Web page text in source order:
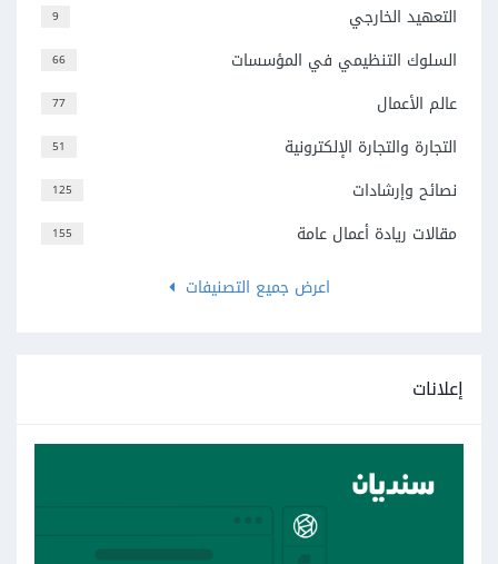
9 التعهيد الخارجي
66 السلوك التنظيمي في المؤسسات
77 عالم الأعمال
51 التجارة والتجارة الإلكترونية
125 نصائح وإرشادات
155
مقالات ريادة أعمال عامة
اعرض جميع التصنيفات
إعلانات